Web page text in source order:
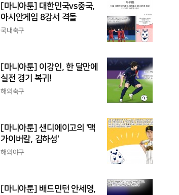
[마니아툰] 대한민국vs중국,
아시안게임 8강서 격돌
국내축구
[마니아툰] 이강인, 한 달만에
실전 경기 복귀!
해외축구
[마니아툰] 샌디에이고의 '맥
가이버칼, 김하성'
해외야구
[마니아툰] 배드민턴 안세영,